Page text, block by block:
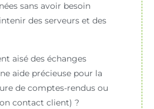
sans avoir besoin
des serveurs et des
aisé des échanges
aide précieuse pour la
de comptes-rendus ou
contact client) ?